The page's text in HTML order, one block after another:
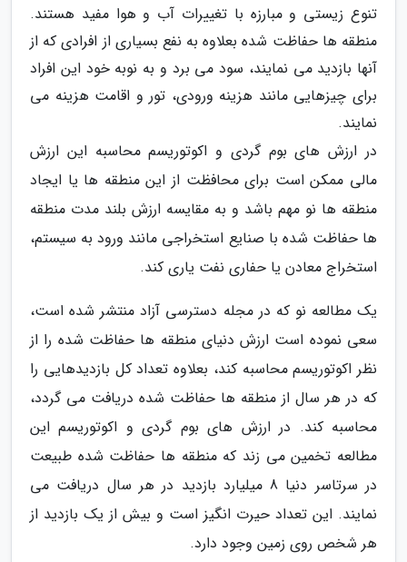
تنوع زیستی و مبارزه با تغییرات آب و هوا مفید هستند.
منطقه ها حفاظت شده بعلاوه به نفع بسیاری از افرادی که از
آنها بازدید می نمایند، سود می برد و به نوبه خود این افراد
برای چیزهایی مانند هزینه ورودی، تور و اقامت هزینه می
نمایند.
در ارزش های بوم گردی و اکوتوریسم محاسبه این ارزش
مالی ممکن است برای محافظت از این منطقه ها یا ایجاد
منطقه ها نو مهم باشد و به مقایسه ارزش بلند مدت منطقه
ها حفاظت شده با صنایع استخراجی مانند ورود به سیستم،
استخراج معادن یا حفاری نفت یاری کند.
یک مطالعه نو که در مجله دسترسی آزاد منتشر شده است،
سعی نموده است ارزش دنیای منطقه ها حفاظت شده را از
نظر اکوتوریسم محاسبه کند، بعلاوه تعداد کل بازدیدهایی را
که در هر سال از منطقه ها حفاظت شده دریافت می گردد،
محاسبه کند. در ارزش های بوم گردی و اکوتوریسم این
مطالعه تخمین می زند که منطقه ها حفاظت شده طبیعت
در سرتاسر دنیا 8 میلیارد بازدید در هر سال دریافت می
نمایند. این تعداد حیرت انگیز است و بیش از یک بازدید از
هر شخص روی زمین وجود دارد.